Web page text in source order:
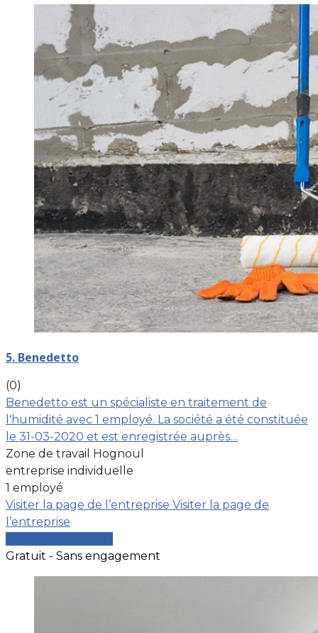
5. Benedetto
(0)
Benedetto est un spécialiste en traitement de
l'humidité avec 1 employé. La société a été constituée
le 31-03-2020 et est enregistrée auprès…
Zone de travail Hognoul
entreprise individuelle
1 employé
Visiter la page de l’entreprise Visiter la page de
l’entreprise
Gratuit - Sans engagement